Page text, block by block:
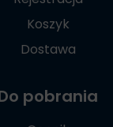
Koszyk
Dostawa
pobrania